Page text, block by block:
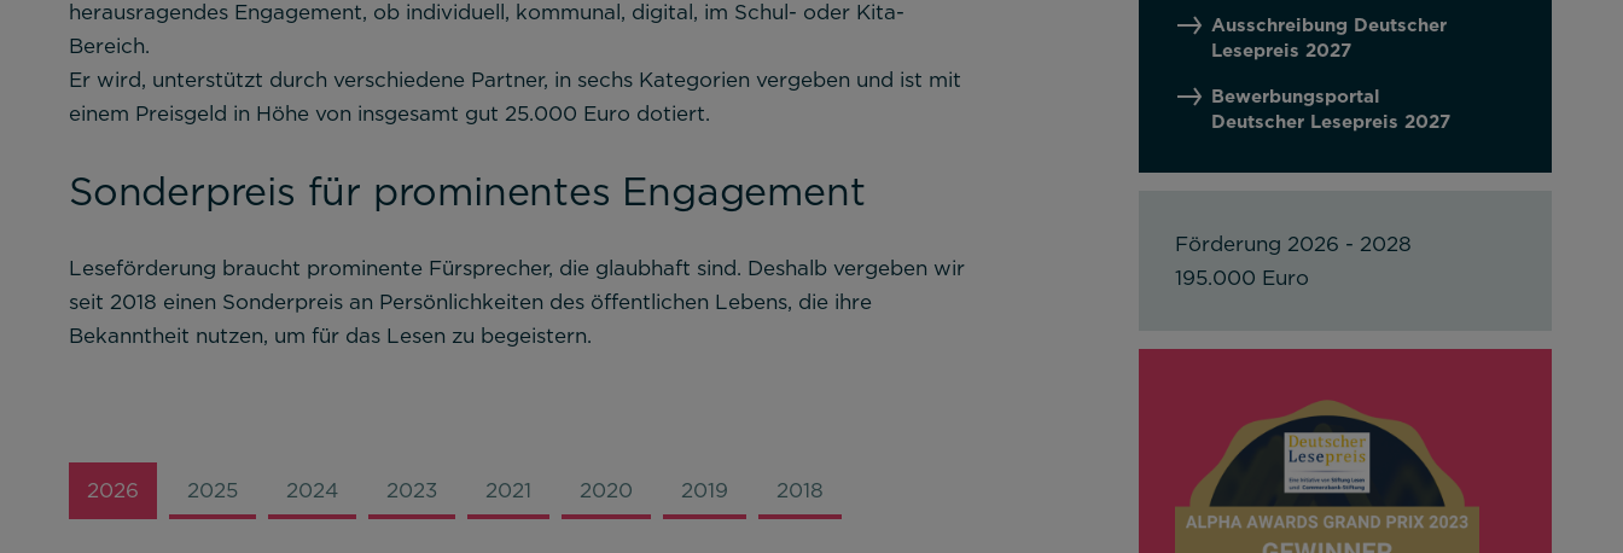
herausragendes Engagement, ob individuell, kommunal, digital, im Schul- oder Kita-
Bereich.
Er wird, unterstützt durch verschiedene Partner, in sechs Kategorien vergeben und ist mit
einem Preisgeld in Höhe von insgesamt gut 25.000 Euro dotiert.
Sonderpreis für prominentes Engagement
Leseförderung braucht prominente Fürsprecher, die glaubhaft sind. Deshalb vergeben wir
seit 2018 einen Sonderpreis an Persönlichkeiten des öffentlichen Lebens, die ihre
Bekanntheit nutzen, um für das Lesen zu begeistern.
2026 2025 2024 2023 2021 2020 2019 2018
Ausschreibung Deutscher
Lesepreis 2027
Bewerbungsportal
Deutscher Lesepreis 2027
Förderung 2026 - 2028
195.000 Euro
Notwendig
Diese werden für die Grundfunktionen der Website benötigt und helfen dabei, unsere Website nutzbar zu machen sowie Zugriffe auf
Cookie Informationen anzeigen